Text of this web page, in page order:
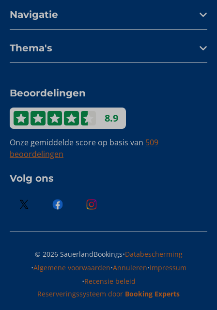
Navigatie
Thema's
Beoordelingen
8.9
Onze gemiddelde score op basis van 509
beoordelingen
Volg ons
© 2026 SauerlandBookings·Databescherming
·Algemene voorwaarden·Annuleren·Impressum
·Recensie beleid
Reserveringssysteem door Booking Experts